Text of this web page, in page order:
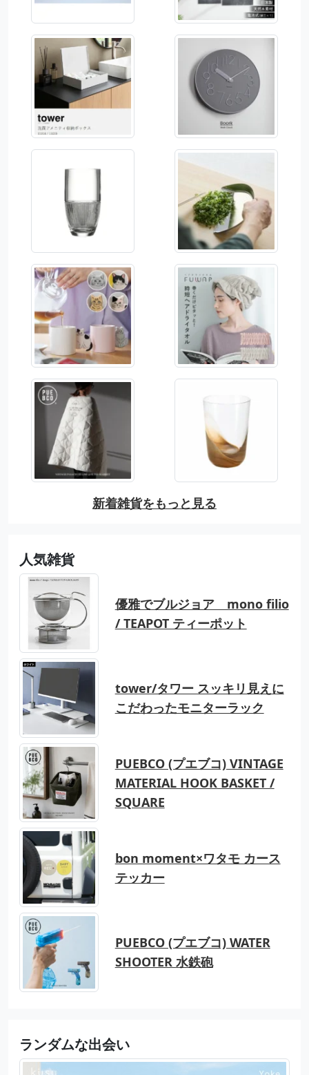
新着雑貨をもっと見る
人気雑貨
優雅でブルジョア mono filio
/ TEAPOT ティーポット
tower/タワー スッキリ見えに
こだわったモニターラック
PUEBCO (プエブコ) VINTAGE
MATERIAL HOOK BASKET /
SQUARE
bon moment×ワタモ カース
テッカー
PUEBCO (プエブコ) WATER
SHOOTER 水鉄砲
ランダムな出会い